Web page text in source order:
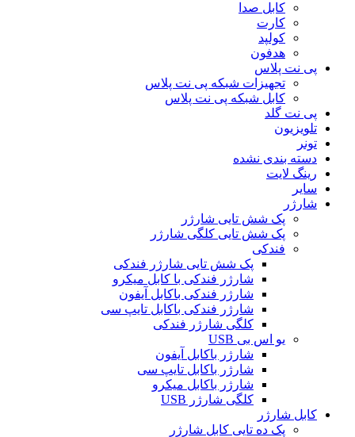
کابل صدا
کارت
کولپد
هدفون
پی نت پلاس
تجهیزات شبکه پی نت پلاس
کابل شبکه پی نت پلاس
پی نت گلد
تلویزیون
تونر
دسته بندی نشده
رینگ لایت
سایر
شارژر
پک شش تایی شارژر
پک شش تایی کلگی شارژر
فندکی
پک شش تایی شارژر فندکی
شارژر فندکی با کابل میکرو
شارژر فندکی باکابل آیفون
شارژر فندکی باکابل تایپ سی
کلگی شارژر فندکی
یو اس بی USB
شارژر باکابل آیفون
شارژر باکابل تایپ سی
شارژر باکابل میکرو
کلگی شارژر USB
کابل شارژر
پک ده تایی کابل شارژر